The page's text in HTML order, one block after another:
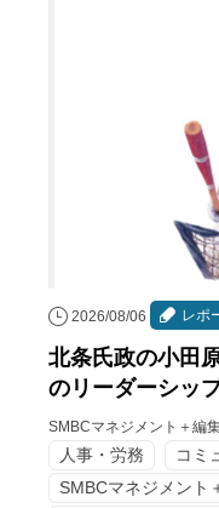
2026/08/06 レポ
北条氏政の小田
のリーダーシッ
SMBCマネジメント＋編
人事・労務
コミ
SMBCマネジメント